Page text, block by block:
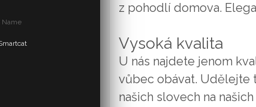
Name
z pohodlí domova.
Vysoká kvalita
U nás najdete jenom
vůbec obávat. Udělejte
našich slovech na